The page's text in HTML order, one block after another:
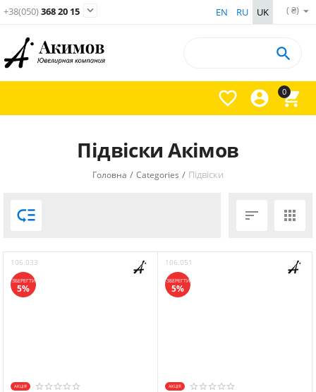
( ₴)
EN RU UK
+38(050)368 20 15 
0




Підвіски Акімов
Головна / Categories / Підвіски
  
106.033
ЗБЕРЕГТИ
5%
АКЦІЯ
106.051
ЗБЕРЕГТИ
5%
АКЦІЯ